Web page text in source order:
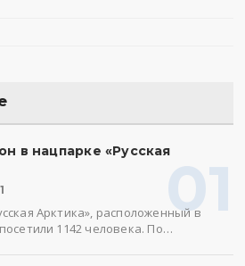
01
в нацпарке «Русская
Арктика», расположенный в
1142 человека. По…